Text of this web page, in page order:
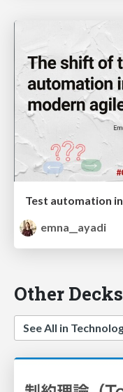
Test automation
emna__ayadi
Other
See All in